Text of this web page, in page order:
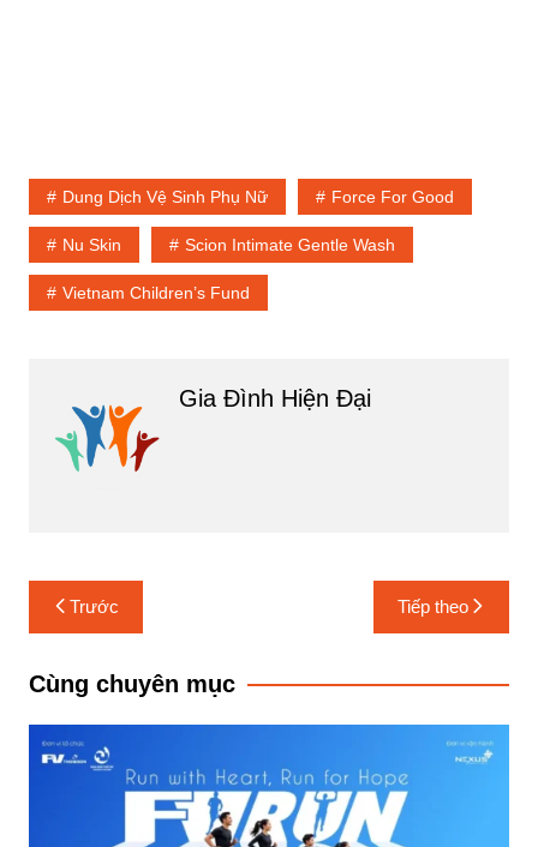
Dung Dịch Vệ Sinh Phụ Nữ Force For Good
Nu Skin Scion Intimate Gentle Wash
Vietnam Children’s Fund
Gia Đình Hiện Đại
Điều
hướng
bài
Trước Tiếp theo
Cùng chuyên mục